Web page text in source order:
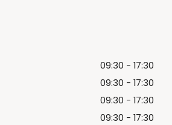
09:30 - 17:30
09:30 - 17:30
09:30 - 17:30
09:30 - 17:30